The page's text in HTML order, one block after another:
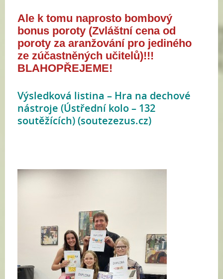
Ale k tomu naprosto bombový
bonus poroty (Zvláštní cena od
poroty za aranžovánípro jediného
ze zúčastněných učitelů)!!!
BLAHOPŘEJEME!
Výsledková listina – Hra na dechové
nástroje (Ústřední kolo – 132
soutěžících) (soutezezus.cz)